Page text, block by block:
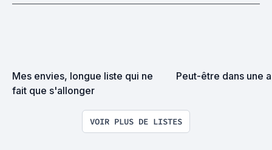
Mes envies, longue liste qui ne
fait que s'allonger
Peut-être dans une
VOIR PLUS DE LISTES